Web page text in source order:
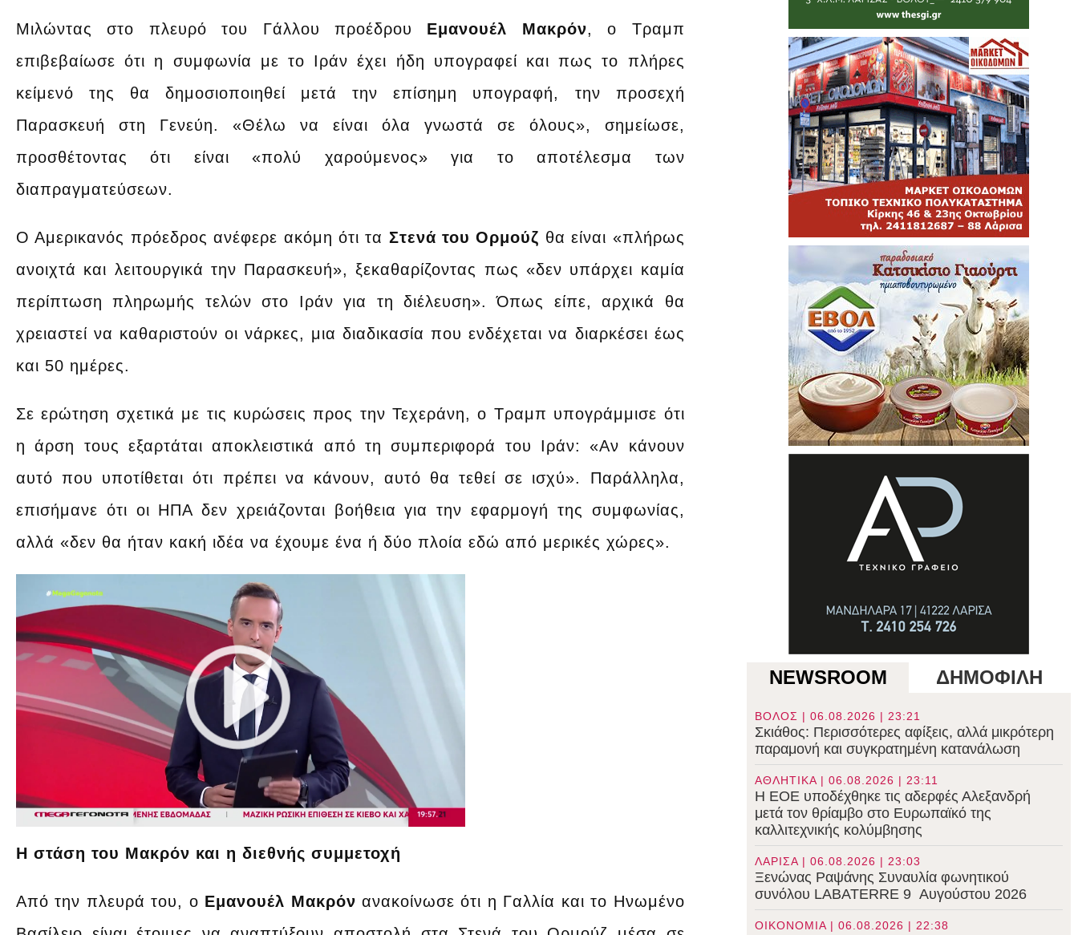
Μιλώντας στο πλευρό του Γάλλου προέδρου Εμανουέλ Μακρόν, ο Τραμπ
επιβεβαίωσε ότι η συμφωνία με το Ιράν έχει ήδη υπογραφεί και πως το πλήρες
κείμενό της θα δημοσιοποιηθεί μετά την επίσημη υπογραφή, την προσεχή
Παρασκευή στη Γενεύη. «Θέλω να είναι όλα γνωστά σε όλους», σημείωσε,
προσθέτοντας ότι είναι «πολύ χαρούμενος» για το αποτέλεσμα των
διαπραγματεύσεων.
Ο Αμερικανός πρόεδρος ανέφερε ακόμη ότι τα Στενά του Ορμούζ θα είναι «πλήρως
ανοιχτά και λειτουργικά την Παρασκευή», ξεκαθαρίζοντας πως «δεν υπάρχει καμία
περίπτωση πληρωμής τελών στο Ιράν για τη διέλευση». Όπως είπε, αρχικά θα
χρειαστεί να καθαριστούν οι νάρκες, μια διαδικασία που ενδέχεται να διαρκέσει έως
και 50 ημέρες.
Σε ερώτηση σχετικά με τις κυρώσεις προς την Τεχεράνη, ο Τραμπ υπογράμμισε ότι
η άρση τους εξαρτάται αποκλειστικά από τη συμπεριφορά του Ιράν: «Αν κάνουν
αυτό που υποτίθεται ότι πρέπει να κάνουν, αυτό θα τεθεί σε ισχύ». Παράλληλα,
επισήμανε ότι οι ΗΠΑ δεν χρειάζονται βοήθεια για την εφαρμογή της συμφωνίας,
αλλά «δεν θα ήταν κακή ιδέα να έχουμε ένα ή δύο πλοία εδώ από μερικές χώρες».
Η στάση του Μακρόν και η διεθνής συμμετοχή
Από την πλευρά του, ο Εμανουέλ Μακρόν ανακοίνωσε ότι η Γαλλία και το Ηνωμένο
NEWSROOM ΔΗΜΟΦΙΛΗ
ΒΟΛΟΣ | 06.08.2026 | 23:21
Σκιάθος: Περισσότερες αφίξεις, αλλά μικρότερη
παραμονή και συγκρατημένη κατανάλωση
ΑΘΛΗΤΙΚΑ | 06.08.2026 | 23:11
Η ΕΟΕ υποδέχθηκε τις αδερφές Αλεξανδρή
μετά τον θρίαμβο στο Ευρωπαϊκό της
καλλιτεχνικής κολύμβησης
ΛΑΡΙΣΑ | 06.08.2026 | 23:03
Ξενώνας Ραψάνης Συναυλία φωνητικού
συνόλου LABATERRE 9 Αυγούστου 2026
ΟΙΚΟΝΟΜΙΑ | 06.08.2026 | 22:38